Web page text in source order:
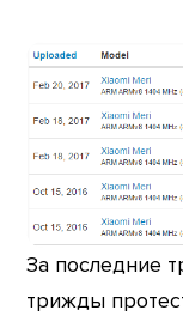
За последние
трижды